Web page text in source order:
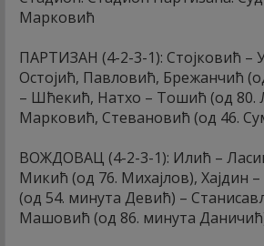
Марковић
ПАРТИЗАН (4-2-3-1): Стојковић –
Остојић, Павловић, Брежанчић
– Шћекић, Натхо – Тошић (од 80.
Марковић, Стевановић (од 46.
ВОЖДОВАЦ (4-2-3-1): Илић –
Микић (од 76. Михајлов), Хајдин
(од 54. минута Девић) –
Машовић (од 86. минута